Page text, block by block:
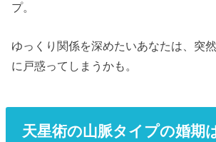
プ。
ゆっくり関係を深めたいあなたは、突
に戸惑ってしまうかも。
天星術の山脈タイプの婚期